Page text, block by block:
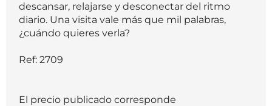
descansar, relajarse y desconectar del ritmo
diario. Una visita vale más que mil palabras,
¿cuándo quieres verla?
Ref: 2709
El precio publicado corresponde